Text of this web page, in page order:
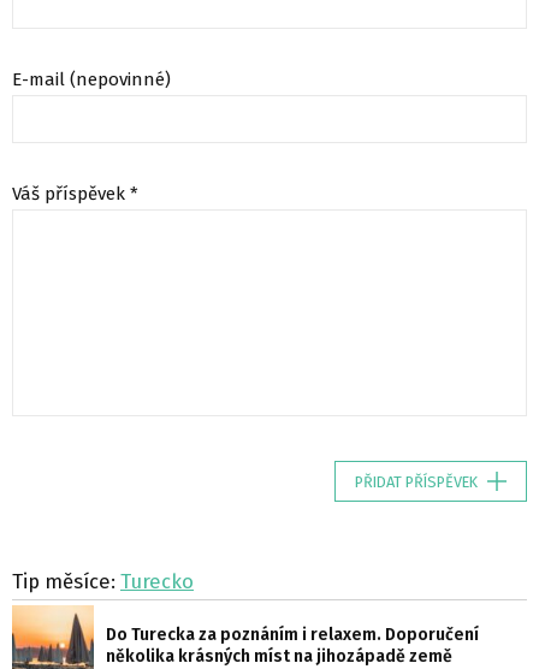
E-mail (nepovinné)
Váš příspěvek *
PŘIDAT PŘÍSPĚVEK
Tip měsíce: Turecko
Do Turecka za poznáním i relaxem. Doporučení
několika krásných míst na jihozápadě země